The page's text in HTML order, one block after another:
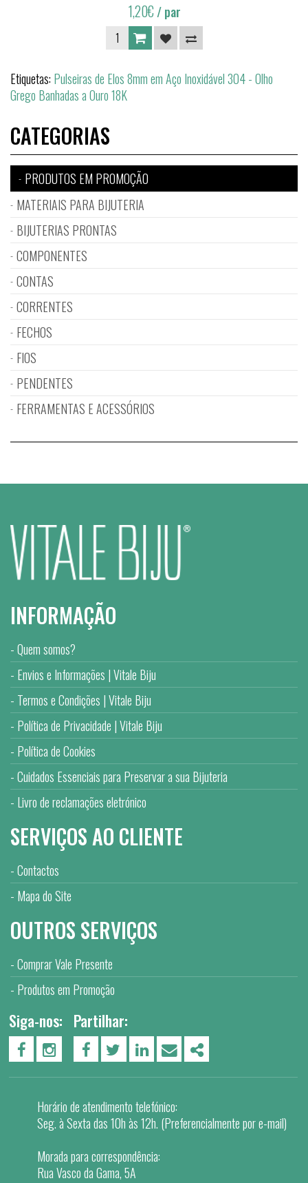
1,20€/ par
Etiquetas: Pulseiras de Elos 8mm em Aço Inoxidável 304 - Olho
Grego Banhadas a Ouro 18K
CATEGORIAS
PRODUTOS EM PROMOÇÃO
MATERIAIS PARA BIJUTERIA
BIJUTERIAS PRONTAS
COMPONENTES
CONTAS
CORRENTES
FECHOS
FIOS
PENDENTES
FERRAMENTAS E ACESSÓRIOS
INFORMAÇÃO
Quem somos?
Envios e Informações | Vitale Biju
Termos e Condições | Vitale Biju
Política de Privacidade | Vitale Biju
Política de Cookies
Cuidados Essenciais para Preservar a sua Bijuteria
Livro de reclamações eletrónico
SERVIÇOS AO CLIENTE
Contactos
Mapa do Site
OUTROS SERVIÇOS
Comprar Vale Presente
Produtos em Promoção
Siga-nos:
PÁGINA DO FACEBOOK
PÁGINA DO INSTAGRAM
Partilhar:
FACEBOOKTWITTERLINKEDIN
EMAIL
Horário de atendimento telefónico:
Seg. à Sexta das 10h às 12h. (Preferencialmente por e-mail)
Morada para correspondência:
Rua Vasco da Gama, 5A